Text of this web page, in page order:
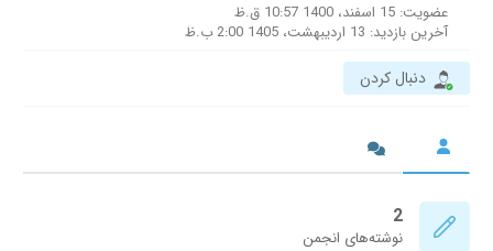
عضویت: 15 اسفند، 1400 10:57 ق.ظ
آخرین بازدید: 13 اردیبهشت، 1405 2:00 ب.ظ
دنبال کردن
2
نوشته‌های انجمن